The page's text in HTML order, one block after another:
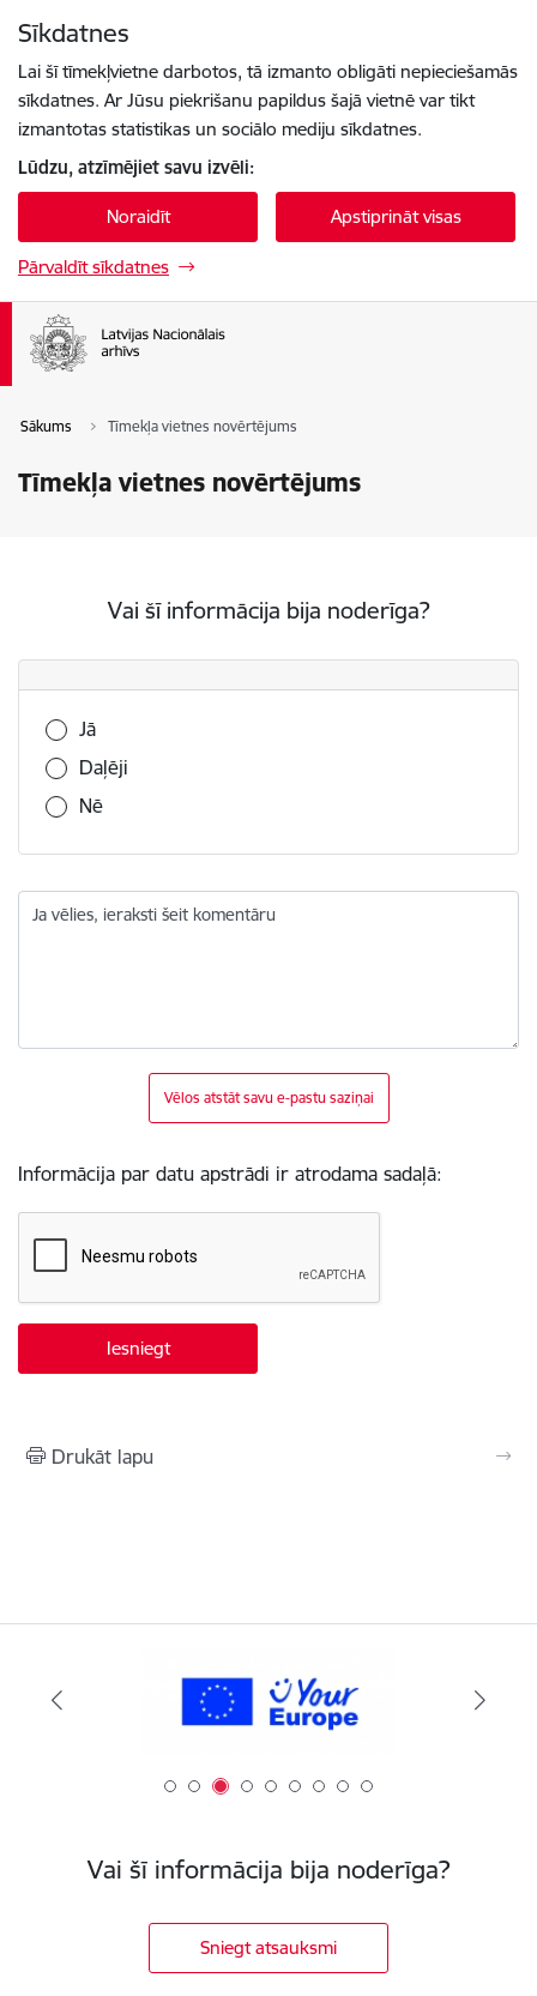
Sīkdatnes
Lai šī tīmekļvietne darbotos, tā izmanto obligāti nepieciešamās
sīkdatnes. Ar Jūsu piekrišanu papildus šajā vietnē var tikt
izmantotas statistikas un sociālo mediju sīkdatnes.
Lūdzu, atzīmējiet savu izvēli:
Noraidīt Apstiprināt visas
Pārvaldīt sīkdatnes
Sākums Tīmekļa vietnes novērtējums
Tīmekļa vietnes novērtējums
Vai šī informācija bija noderīga?
Vai šī informācija bija noderīga?
Jā
Daļēji
Nē
Ja vēlies, ieraksti šeit komentāru
Vēlos atstāt savu e-pastu saziņai
Informācija par datu apstrādi ir atrodama sadaļā:
Drukāt lapu
Vai šī informācija bija noderīga?
Sniegt atsauksmi